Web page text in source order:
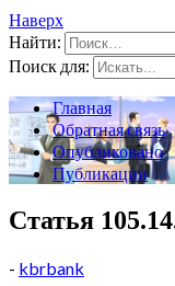
Наверх
Найти:
Поиск для:
Главная
Обратная связь
Опубликовано
Публикации
Статья
- kbrbank